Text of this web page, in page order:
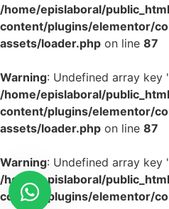
/home/epislaboral/
content/plugins/elementor/
assets/loader.php on line 87
Warning: Undefined array key
/home/epislaboral/
content/plugins/elementor/
assets/loader.php on line 87
Warning: Undefined array key
/home/epislaboral/
content/plugins/elementor/